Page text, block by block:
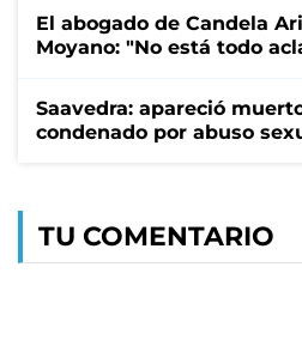
El abogado de Candela
Moyano: "No está todo
Saavedra: apareció
condenado por abuso
TU COMENTARIO